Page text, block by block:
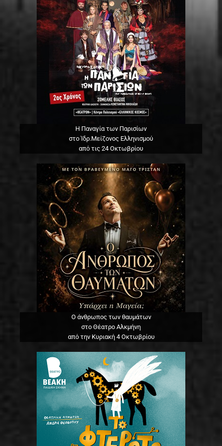
Η Παναγία των Παρισίων
στο Ίδρ.Μείζονος Ελληνισμού
από τις 24 Οκτωβρίου
Ο άνθρωπος των θαυμάτων
στο Θέατρο Αλκμήνη
από την Κυριακή 4 Οκτωβρίου